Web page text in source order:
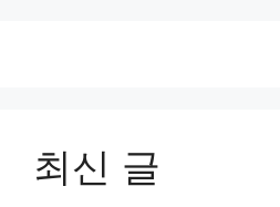
최신 글